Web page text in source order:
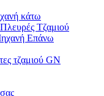
κάτω
Τζαμιού
Επάνω
τζαμιού GN